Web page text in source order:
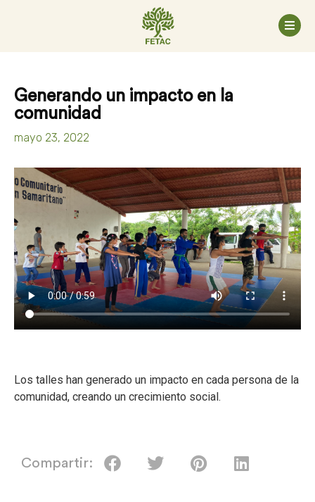
Generando un impacto en la
comunidad
mayo 23, 2022
Los talles han generado un impacto en cada persona de la
comunidad, creando un crecimiento social.
Compartir: